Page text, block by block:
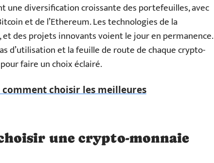
une diversification croissante des portefeuilles, avec
et de l’Ethereum. Les technologies de la
des projets innovants voient le jour en permanence.
d’utilisation et la feuille de route de chaque crypto-
faire un choix éclairé.
choisir les meilleures
une crypto-monnaie